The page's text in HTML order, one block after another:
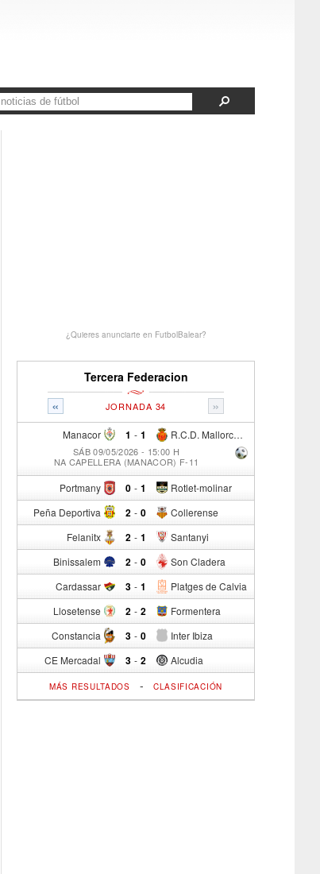
¿Quieres anunciarte en FutbolBalear?
Tercera Federacion
« »
JORNADA 34
Manacor 1 - R.C.D. Mallorca Sad "B"
1
SÁB 09/05/2026 - 15:00 H
NA CAPELLERA (MANACOR) F-11
Portmany 0 - Rotlet-molinar
1
Peña Deportiva 2 - Collerense
0
Felanitx 2 - Santanyi
1
Binissalem 2 - Son Cladera
0
Cardassar 3 - Platges de Calvia
1
Llosetense 2 - Formentera
2
Constancia 3 - Inter Ibiza
0
CE Mercadal 3 - Alcudia
2
MÁS RESULTADOS - CLASIFICACIÓN